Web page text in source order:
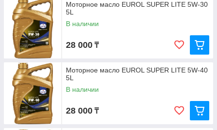
Моторное масло EUROL SUPER LITE 5W-30
5L
В наличии
28 000 ₸
Моторное масло EUROL SUPER LITE 5W-40
5L
В наличии
28 000 ₸